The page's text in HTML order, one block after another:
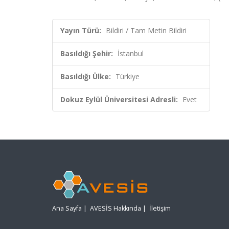
Yayın Türü: Bildiri / Tam Metin Bildiri
Basıldığı Şehir: İstanbul
Basıldığı Ülke: Türkiye
Dokuz Eylül Üniversitesi Adresli: Evet
Ana Sayfa | AVESİS Hakkında | İletişim